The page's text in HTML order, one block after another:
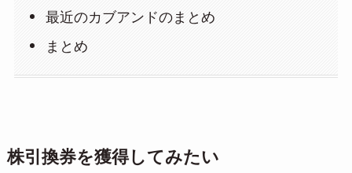
最近のカブアンドのまとめ
まとめ
株引換券を獲得してみたい